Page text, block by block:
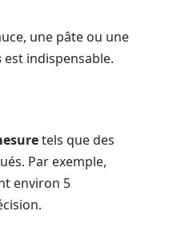
une pâte ou une
est indispensable.
tels que des
Par exemple,
environ 5